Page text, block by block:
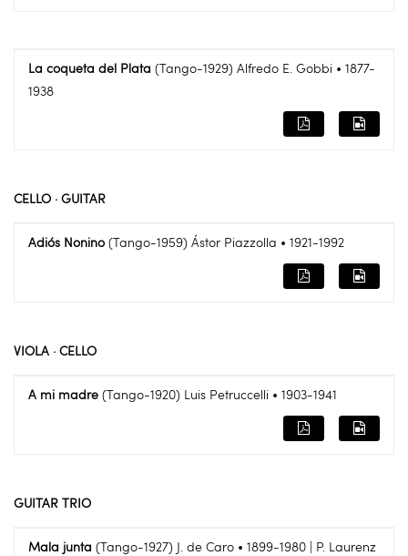
La coqueta del Plata (Tango-1929) Alfredo E. Gobbi • 1877-
1938
CELLO · GUITAR
Adiós Nonino (Tango-1959) Ástor Piazzolla • 1921-1992
VIOLA · CELLO
A mi madre (Tango-1920) Luis Petruccelli • 1903-1941
GUITAR TRIO
Mala junta (Tango-1927) J. de Caro • 1899-1980 | P. Laurenz